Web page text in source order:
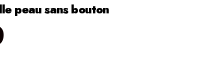
peau sans bouton